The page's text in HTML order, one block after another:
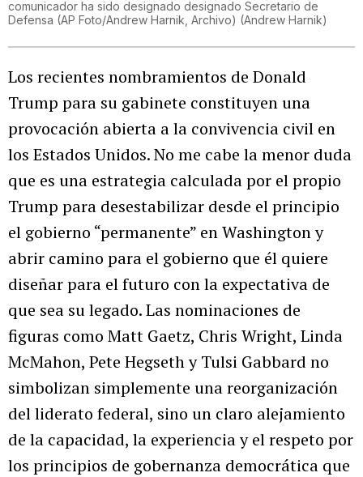
comunicador ha sido designado designado Secretario de
Defensa (AP Foto/Andrew Harnik, Archivo) (Andrew Harnik)
Los recientes nombramientos de Donald
Trump para su gabinete constituyen una
provocación abierta a la convivencia civil en
los Estados Unidos. No me cabe la menor duda
que es una estrategia calculada por el propio
Trump para desestabilizar desde el principio
el gobierno “permanente” en Washington y
abrir camino para el gobierno que él quiere
diseñar para el futuro con la expectativa de
que sea su legado. Las nominaciones de
figuras como Matt Gaetz, Chris Wright, Linda
McMahon, Pete Hegseth y Tulsi Gabbard no
simbolizan simplemente una reorganización
del liderato federal, sino un claro alejamiento
de la capacidad, la experiencia y el respeto por
los principios de gobernanza democrática que